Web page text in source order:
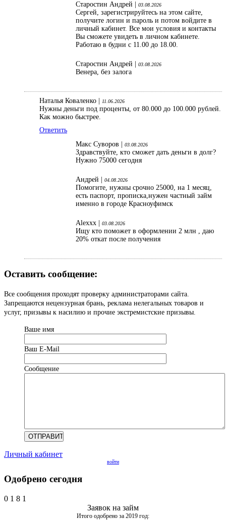
Старостин Андрей | 03.08.2026
Сергей, зарегистрируйтесь на этом сайте,
получите логин и пароль и потом войдите в
личный кабинет. Все мои условия и контакты
Вы сможете увидеть в личном кабинете.
Работаю в будни с 11.00 до 18.00.
Старостин Андрей | 03.08.2026
Венера, без залога
Наталья Коваленко | 11.06.2026
Нужны деньги под проценты, от 80.000 до 100.000 рублей.
Как можно быстрее.
Ответить
Макс Суворов |
03.08.2026
Здравствуйте, кто сможет дать деньги в долг?
Нужно 75000 сегодня
Андрей | 04.08.2026
Помогите, нужны срочно 25000, на 1 месяц,
есть паспорт, прописка,нужен частный займ
именно в городе Красноуфимск
Alexxx | 03.08.2026
Ищу кто поможет в оформлении 2 млн , даю
20% откат после получения
Оставить сообщение:
Все сообщения проходят проверку администраторами сайта.
Запрещаются нецензурная брань, реклама нелегальных товаров и
услуг, призывы к насилию и прочие экстремистские призывы.
Ваше имя
Ваш Е-Mail
Сообщение
Личный кабинет
войти
Одобрено сегодня
0 1 8 1
Заявок на займ
Итого одобрено за 2019 год: